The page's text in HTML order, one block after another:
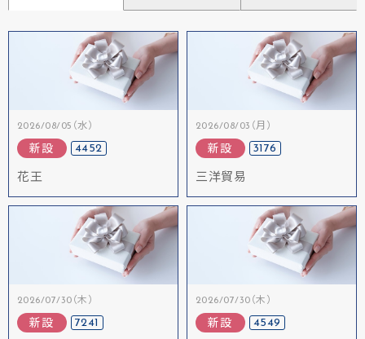
2026/08/05（水）
新設 4452
花王
2026/08/03（月）
新設 3176
三洋貿易
2026/07/30（木）
新設 7241
2026/07/30（木）
新設 4549